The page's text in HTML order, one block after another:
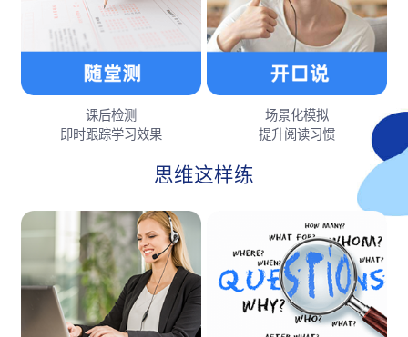
课后检测
即时跟踪学习效果
场景化模拟
提升阅读习惯
思维这样练